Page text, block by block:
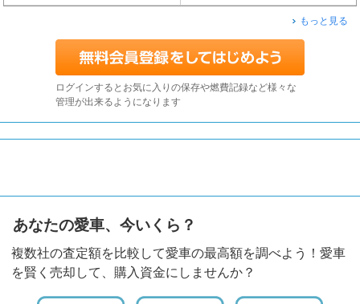
もっと見る
ログインするとお気に入りの保存や燃費記録など様々な
管理が出来るようになります
あなたの愛車、今いくら？
複数社の査定額を比較して愛車の最高額を調べよう！愛車
を賢く売却して、購入資金にしませんか？